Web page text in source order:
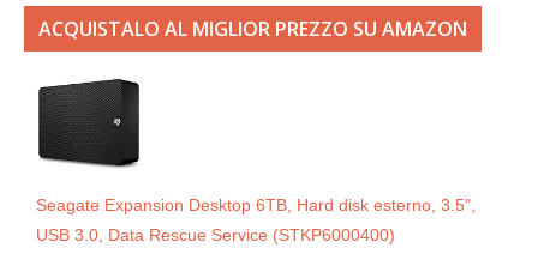
ACQUISTALO AL MIGLIOR PREZZO SU AMAZON
Seagate Expansion Desktop 6TB, Hard disk esterno, 3.5",
USB 3.0, Data Rescue Service (STKP6000400)